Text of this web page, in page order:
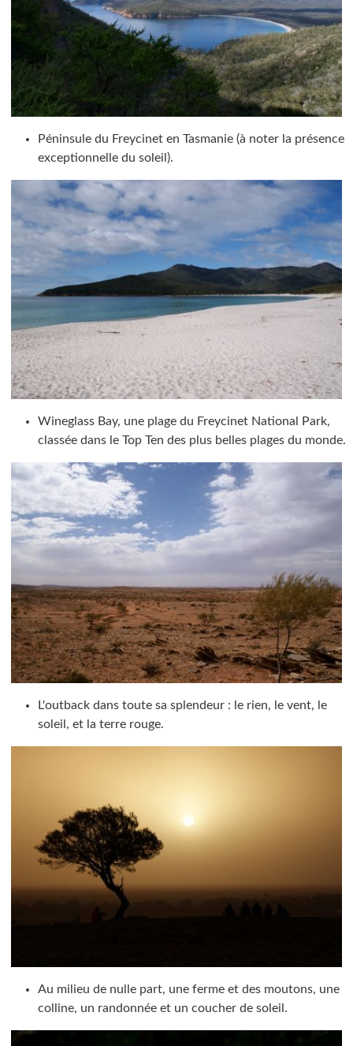
Péninsule du Freycinet en Tasmanie (à noter la présence
exceptionnelle du soleil).
Wineglass Bay, une plage du Freycinet National Park,
classée dans le Top Ten des plus belles plages du monde.
L'outback dans toute sa splendeur : le rien, le vent, le
soleil, et la terre rouge.
Au milieu de nulle part, une ferme et des moutons, une
colline, un randonnée et un coucher de soleil.